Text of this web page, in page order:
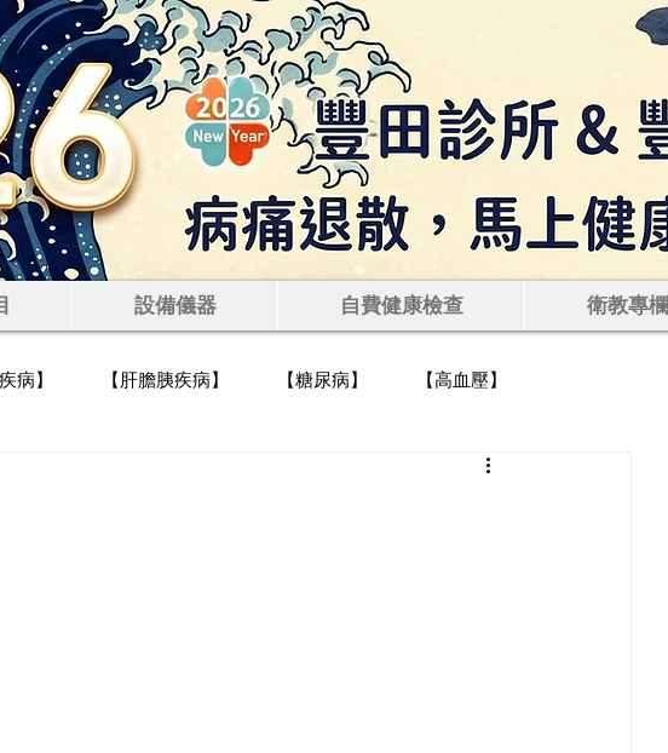
田診所 — 肝膽腸胃科｜無痛腸胃
查
設備儀器 自費健康檢查 衛教專欄
病】 【肝膽胰疾病】 【糖尿病】 【高血壓】